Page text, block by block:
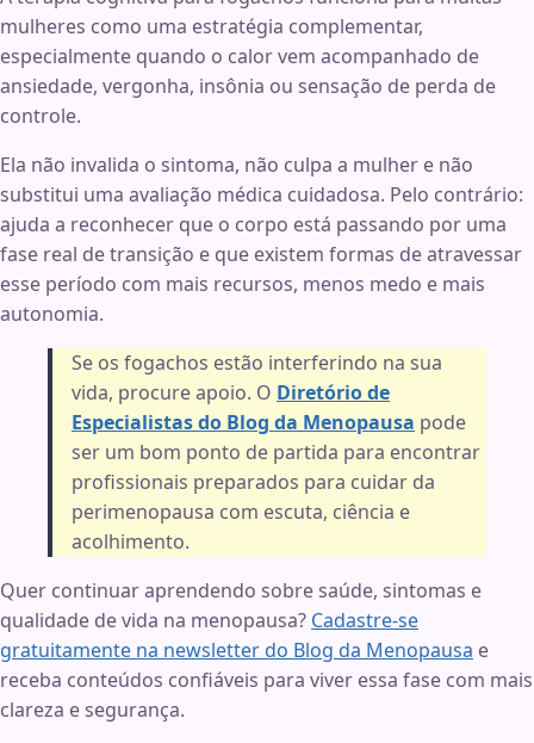
mulheres como uma estratégia complementar,
especialmente quando o calor vem acompanhado de
ansiedade, vergonha, insônia ou sensação de perda de
controle.
Ela não invalida o sintoma, não culpa a mulher e não
substitui uma avaliação médica cuidadosa. Pelo contrário:
ajuda a reconhecer que o corpo está passando por uma
fase real de transição e que existem formas de atravessar
esse período com mais recursos, menos medo e mais
autonomia.
Se os fogachos estão interferindo na sua
vida, procure apoio. O Diretório de
Especialistas do Blog da Menopausa pode
ser um bom ponto de partida para encontrar
profissionais preparados para cuidar da
perimenopausa com escuta, ciência e
acolhimento.
Quer continuar aprendendo sobre saúde, sintomas e
qualidade de vida na menopausa? Cadastre-se
gratuitamente na newsletter do Blog da Menopausa e
receba conteúdos confiáveis para viver essa fase com mais
clareza e segurança.